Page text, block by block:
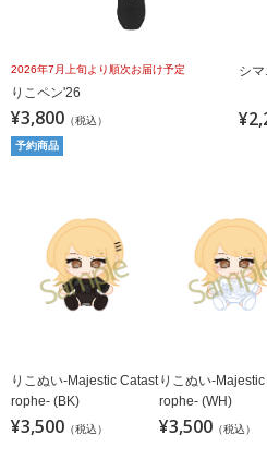
2026年7月上旬より順次お届け予定
りこペン'26
¥3,800 （税込）
予約商品
シ
りこぬい-Majestic Catast
rophe- (BK)
¥3,500 （税込）
りこぬい-
rophe- (WH)
¥3,500 （税込）